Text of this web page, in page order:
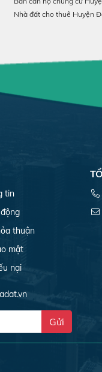
Nhà đất cho thuê Huyện
tin
thuận
mật
nại
Gửi